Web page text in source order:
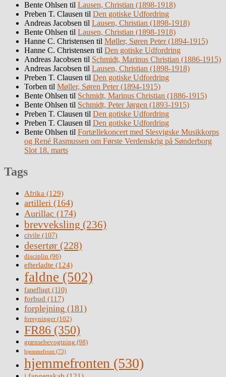
Bente Ohlsen til Lausen, Christian (1898-1918)
Preben T. Clausen til Den gotiske Udfordring
Andreas Jacobsen til Lausen, Christian (1898-1918)
Bente Ohlsen til Lausen, Christian (1898-1918)
Hanne C. Christensen til Møller, Søren Peter (1894-1915)
Hanne C. Christensen til Den gotiske Udfordring
Andreas Jacobsen til Schmidt, Marinus Christian (1886-1915)
Andreas Jacobsen til Lausen, Christian (1898-1918)
Preben T. Clausen til Den gotiske Udfordring
Torben til Møller, Søren Peter (1894-1915)
Bente Ohlsen til Schmidt, Marinus Christian (1886-1915)
Bente Ohlsen til Schmidt, Peter Jørgen (1893-1915)
Preben T. Clausen til Den gotiske Udfordring
Preben T. Clausen til Den gotiske Udfordring
Bente Ohlsen til Fortællekoncert med Slesvigske Musikkorps
og René Rasmussen om Første Verdenskrig på Sønderborg
Slot 18. marts
Tags
Afrika (129)
artilleri (164)
Aurillac (174)
brevveksling (236)
civile (107)
desertør (228)
disciplin (96)
efterladte (124)
faldne (502)
faneflugt (110)
forbud (117)
forplejning (181)
forsyninger(102)
FR86 (350)
grænsebevogtning (98)
hjemmefront (73)
hjemmefronten (530)